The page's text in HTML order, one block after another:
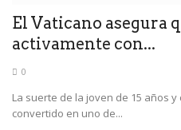
El Vaticano asegura
activamente con...
0
La suerte de la joven de 15 años
convertido en uno de...